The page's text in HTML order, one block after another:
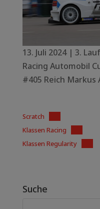
13. Juli 2024 | 3.
Racing Automobil
#405 Reich Markus
Scratch
Klassen Racing
Klassen Regularity
Suche